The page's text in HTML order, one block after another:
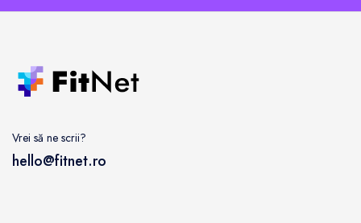
Vrei să ne scrii?
hello@fitnet.ro